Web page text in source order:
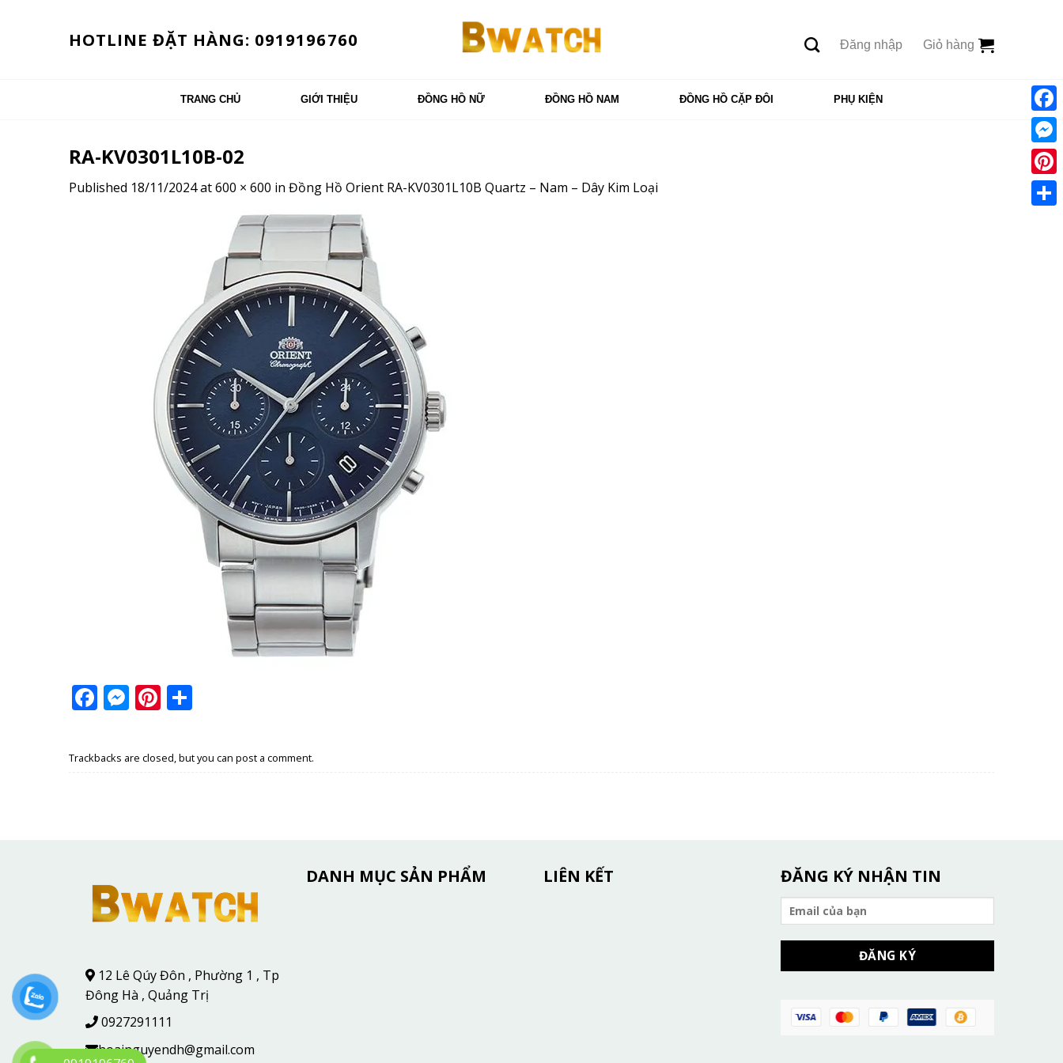
HOTLINE ĐẶT HÀNG: 0919196760 Đăng nhập Giỏ hàng
TRANG CHỦ GIỚI THIỆU ĐỒNG HỒ NỮ ĐỒNG HỒ NAM ĐỒNG HỒ CẶP ĐÔI PHỤ KIỆN
RA-KV0301L10B-02
Published 18/11/2024at600 × 600 in Đồng Hồ Orient RA-KV0301L10B Quartz – Nam – Dây Kim Loại
Facebook
Messenger
Pinterest
Trackbacks are closed, but you can post a comment.
12 Lê Qúy Đôn , Phường 1 , Tp
Đông Hà , Quảng Trị
0927291111
hoainguyendh@gmail.com
DANH MỤC SẢN PHẨM LIÊN KẾT ĐĂNG KÝ NHẬN TIN